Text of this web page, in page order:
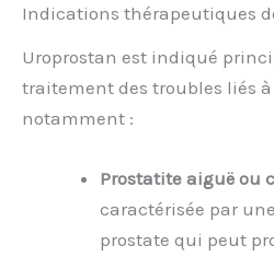
Indications thérapeutiques
Uroprostan est indiqué
traitement des troubles liés
notamment :
Prostatite aiguë ou
caractérisée par
prostate qui peut